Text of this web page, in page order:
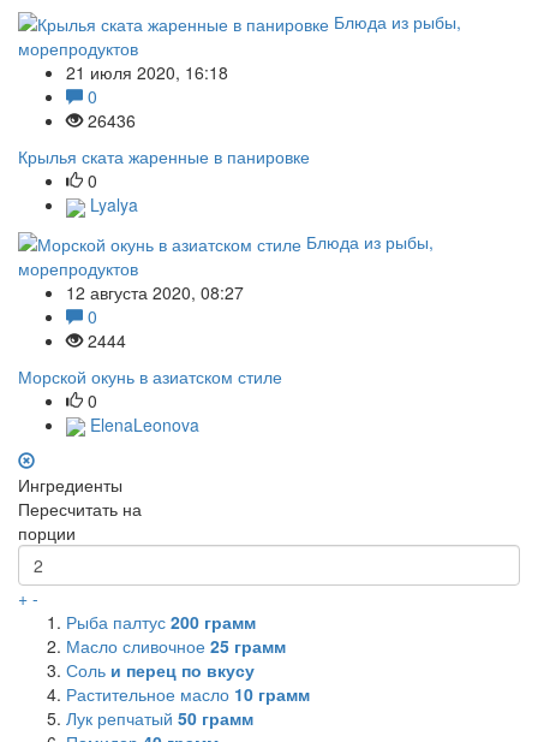
Блюда из рыбы,
морепродуктов
21 июля 2020, 16:18
0
26436
Крылья ската жаренные в панировке
0
Lyalya
Блюда из рыбы,
морепродуктов
12 августа 2020, 08:27
0
2444
Морской окунь в азиатском стиле
0
ElenaLeonova
Ингредиенты
Пересчитать на
порции
+ -
Рыба палтус 200 грамм
Масло сливочное 25 грамм
Соль и перец по вкусу
Растительное масло 10 грамм
Лук репчатый 50 грамм